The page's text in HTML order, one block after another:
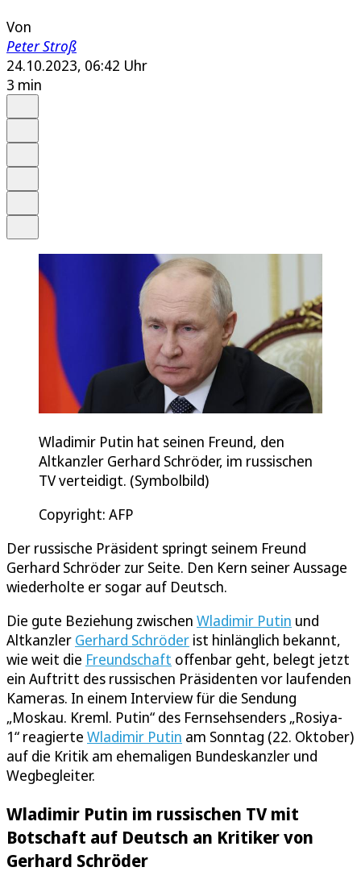
Von
Peter Stroß
24.10.2023, 06:42 Uhr
3 min
Wladimir Putin hat seinen Freund, den
Altkanzler Gerhard Schröder, im russischen
TV verteidigt. (Symbolbild)
Copyright: AFP
Der russische Präsident springt seinem Freund
Gerhard Schröder zur Seite. Den Kern seiner Aussage
wiederholte er sogar auf Deutsch.
Die gute Beziehung zwischen Wladimir Putin und
Altkanzler Gerhard Schröder ist hinlänglich bekannt,
wie weit die Freundschaft offenbar geht, belegt jetzt
ein Auftritt des russischen Präsidenten vor laufenden
Kameras. In einem Interview für die Sendung
„Moskau. Kreml. Putin“ des Fernsehsenders „Rosiya-
1“ reagierte Wladimir Putin am Sonntag (22. Oktober)
auf die Kritik am ehemaligen Bundeskanzler und
Wegbegleiter.
Wladimir Putin im russischen TV mit
Botschaft auf Deutsch an Kritiker von
Gerhard Schröder